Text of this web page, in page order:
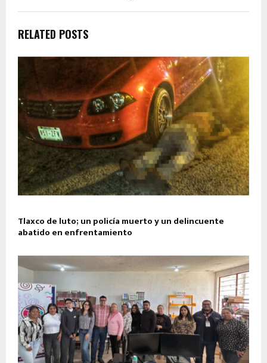
RELATED POSTS
Tlaxco de luto; un policía muerto y un delincuente
abatido en enfrentamiento